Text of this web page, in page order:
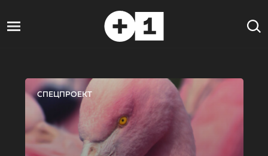
СПЕЦПРОЕКТ